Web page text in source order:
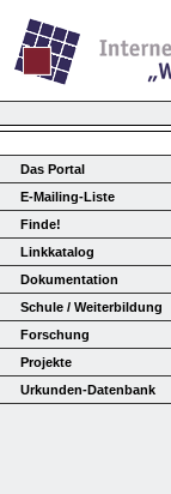
Das Portal
E-Mailing-Liste
Finde!
Linkkatalog
Dokumentation
Schule / Weiterbildung
Forschung
Projekte
Urkunden-Datenbank